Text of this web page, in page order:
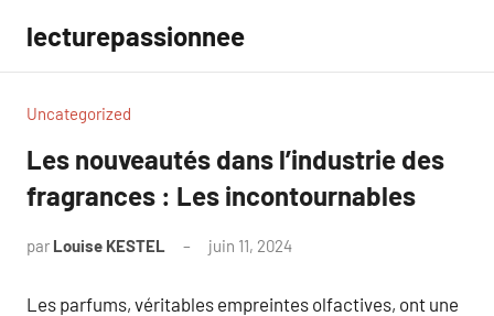
contenu
lecturepassionnee
Uncategorized
Les nouveautés dans l’industrie des
fragrances : Les incontournables
par Louise KESTEL juin 11, 2024
Les parfums, véritables empreintes olfactives, ont une